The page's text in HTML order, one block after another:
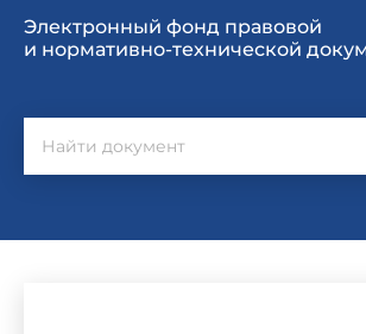
Электронный фонд правовой
и нормативно-технической